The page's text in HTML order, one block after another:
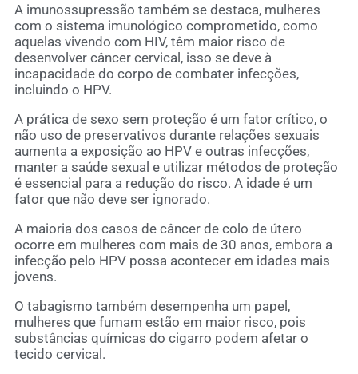
A imunossupressão também se destaca, mulheres
com o sistema imunológico comprometido, como
aquelas vivendo com HIV, têm maior risco de
desenvolver câncer cervical, isso se deve à
incapacidade do corpo de combater infecções,
incluindo o HPV.
A prática de sexo sem proteção é um fator crítico, o
não uso de preservativos durante relações sexuais
aumenta a exposição ao HPV e outras infecções,
manter a saúde sexual e utilizar métodos de proteção
é essencial para a redução do risco. A idade é um
fator que não deve ser ignorado.
A maioria dos casos de câncer de colo de útero
ocorre em mulheres com mais de 30 anos, embora a
infecção pelo HPV possa acontecer em idades mais
jovens.
O tabagismo também desempenha um papel,
mulheres que fumam estão em maior risco, pois
substâncias químicas do cigarro podem afetar o
tecido cervical.